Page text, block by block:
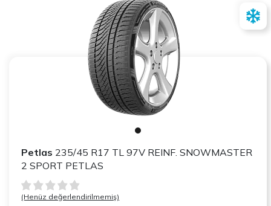
Petlas 235/45 R17 TL 97V REINF. SNOWMASTER
2 SPORT PETLAS
(Henüz değerlendirilmemiş)